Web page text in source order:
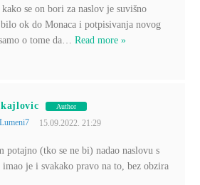
se on bori za naslov je suvišno
ok do Monaca i potpisivanja novog
o tome da… Read more »
Author
Lumeni7 15.09.2022. 21:29
potajno (tko se ne bi) nadao naslovu s
je i svakako pravo na to, bez obzira